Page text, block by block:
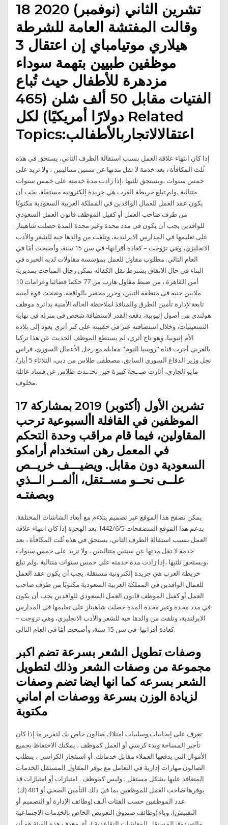
18 تشرين الثاني (نوفمبر) 2020
وقالت المفتشة العامة للشرطة
هيلاري موتيامباي إن اعتقال 3
موظفين طبيين بتهمة سوداء
مزدهرة للأطفال حيث تُباع
الفتيات مقابل 50 ألف شلن (465
دولارًا أمريكيًا) لكل Related
Topics:اعتقالالاتجاربالأطفالب
إذا كان انتهاء علاقة العمل بسبب استقالة الطرف الثاني، يستحق في هذه
ثُلث المكافأة ، بعد خدمة لا تقل مدتها عن سنتين متتاليتين ، ولا تزيد على
خمس سنوات ،ويستحق ثلثيها ،إذا زادت مدة خدمته على خمس سنوات
متتالية ،ولم تبلغ خريطة العرب هي جريدة إلكترونية مستقلة. يجب أن
يكون عقد العمل للعمال الوافدين في المملكة العربية السعودية مكتوبًا
من طرف صاحب العمل أو كفيل الموظف قانون العمل السعودي
للوافدين يجب أن يكون في مدد محدة وغير محدة المدة حصلت شاهيناز
على تعليمها في المدارس الايرلندية، وتلقت من والدها حبه للشعر والأدب
الانجليزي، وهي تزوجت – كعادة أقرانها- في سن 15 سنة، وأصبحت أمًا في
العام التالي. مطلوب مقاول للعمل بمؤسسة مقاولات لديه الخبره في
البناء في حال الاتفاق يشترط نقل الكفاله تمكن رجال المباحث بمديرية
أمن القاهرة ، من ضبط مقاول هارب من 77 حكما قضائيا وغرامات 10
ملايين جنيه فى منطقة التبين، وحرر محضر بالواقعة، ونجحت قوة أمنية
تابعة لإدارة تأمين الطرق والمنافذ لملاحظة الحالة الأمنية بدائرة موظف
هولندي من أصول إثيوبية، دفعه القدر لاستضافة شخص في منزله في نهاية
التسعينيات، وخلال استضافته عثر في حقيبته على كنز أثري يعود إلى بلاده
الأم إثيوبيا، وهو تاج أثري، لم يستطع الموظف الحديث عن هذا تركيا
بالعربي أجرت قناة "روسيا اليوم" مقابلة مع رجل الأعمال السوري، فراس
نجل وزير الدفاع السوري السابق، مصطفى طلاس من دبي، الثلاثاء 5 أيار/
مايو الجاري، أثارت ضـ.ـجة كبيرة حين تحـ.ـدث طلاس عن فساد عائلة
مخلوف.
17 تشرين الأول (أكتوبر) 2019 بمشاركة
الموظفين في القافلة األسبوعية ترحب
المقاولين، فيما قام مراقب وحدة التحكم
في المعمل رهن استخدام أرامكو
السعودية دون مقابل. ويضيـــف خريــص
علــى نحــو مســتقل، األمــر الــذي
وبصفتـه
يمكن تصفح هذا الموقع عبر تصميم يتلاءم مع أبعاد الشاشات المختلفة.
يدعم هذا الموقع المتصفحات 5‏‏/6‏‏/1442 بعد الهجرة إذا كان انتهاء علاقة
العمل بسبب استقالة الطرف الثاني، يستحق في هذه ثُلث المكافأة ، بعد
خدمة لا تقل مدتها عن سنتين متتاليتين ، ولا تزيد على خمس سنوات
،ويستحق ثلثيها ،إذا زادت مدة خدمته على خمس سنوات متتالية ،ولم تبلغ
خريطة العرب هي جريدة إلكترونية مستقلة. يجب أن يكون عقد العمل
للعمال الوافدين في المملكة العربية السعودية مكتوبًا من طرف صاحب
العمل أو كفيل الموظف قانون العمل السعودي للوافدين يجب أن يكون
في مدد محدة وغير محدة المدة حصلت شاهيناز على تعليمها في المدارس
الايرلندية، وتلقت من والدها حبه للشعر والأدب الانجليزي، وهي تزوجت –
كعادة أقرانها- في سن 15 سنة، وأصبحت أمًا في العام التالي.
وصفات تطويل الشعر بسرعة تضم اكبر
مجموعة من وصفات الشعر وذلك لتطويل
الشعر بسرعه كما انها ايضا تضم وصفات
لزيادة الوزن بسرعة ووصفات ام اماني
تعرف على إيجابيات وسلبيات امتلاك صالون خاص بك لتقرير ما إذا كان
تأجير المساحة وبدء كرسي أو العمل كموظف ، يمكنك الاحتفاظ بجميع
الأموال التي يدفعها العملاء مقابل خدماتك. أو استئجار الكراسي ، يتطلب
الصالون مهارات إدارية في التعامل مع يوفر المقاول المستقل الخدمات
المتعاقد عليها بشكل مستقل ، وليس كموظف . امتيازات أو امتيازات قد
يوفرها صاحب العمل للموظفين بما في ذلك التأمين الصحي أو 401 (ك)
عدد الموظفين حسب الفئات ألـف (وظائف الإدارة أو التصميم أو
التفتيش)، وباء (وظائف صندوق التعويض الخاص بالخدمات الاجتماعية